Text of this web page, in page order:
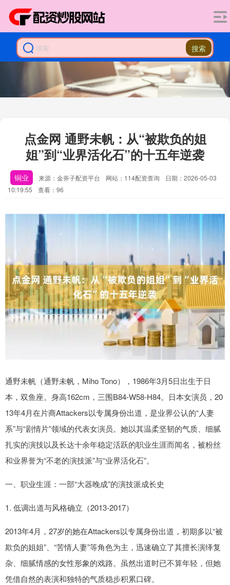
搜索
点金网 通野未帆：从“被欺负的姐
姐”到“业界活化石”的十五年逆袭
铜业 来源：金斧子配资平台 网站：114配资查询
日期：2026-05-03
10:19:55
查看：96
通野未帆（通野未帆，Miho Tono），1986年3月5日出生于日
本，双鱼座。身高162cm，三围B84-W58-H84。日本女演员，20
13年4月在片商Attackers以专属身份出道，是业界公认的“人妻
系”与“剧情片”领域的代表女演员。她以其温柔坚韧的气质、细腻
扎实的演技以及长达十余年稳定活跃的职业生涯而闻名，被粉丝
和业界誉为“不老的演技派”与“业界活化石”。
一、职业生涯：一部“大器晚成”的演技派成长史
1. 低调出道与风格确立（2013-2017）
2013年4月，27岁的她在Attackers以专属身份出道，初期多以“被
欺负的姐姐”、“苦情人妻”等角色为主，迅速确立了其擅长演绎复
杂、细腻情感的女性形象的戏路。虽然出道时已不算年轻，但她
凭借自然的表演和独特的气质稳步积累口碑。